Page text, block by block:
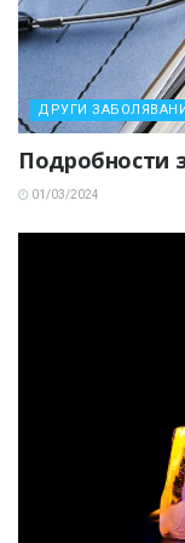
ДРУГИ
Подробности
01/03/2024